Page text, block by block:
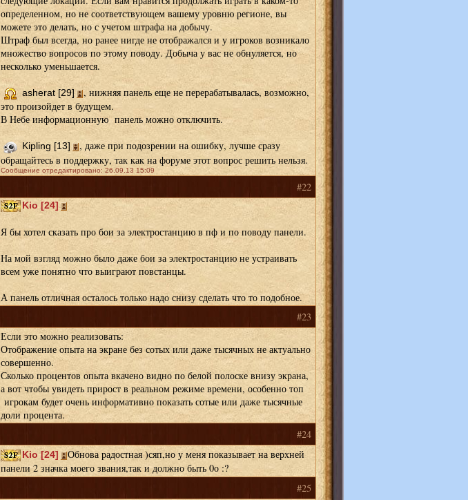
определенном, но не соответствующем вашему уровню регионе, вы
можете это делать, но с учетом штрафа на добычу.
Штраф был всегда, но ранее нигде не отображался и у игроков возникало
множество вопросов по этому поводу. Добыча у вас не обнуляется, но
несколько уменьшается.
asherat [29]
, нижняя панель еще не перерабатывалась, возможно,
это произойдет в будущем.
В Небе информационную панель можно отключить.
Kipling [13]
, даже при подозрении на ошибку, лучше сразу
обращайтесь в поддержку, так как на форуме этот вопрос решить нельзя.
Сообщение отредактировано: 26.09.13 15:09
#22
Kio [24]
Я бы хотел сказать про бои за электростанцию в пф и по поводу панели.
На мой взгляд можно было даже бои за электростанцию не устраивать
всем уже понятно что выиграют повстанцы.
А панель отличная осталось только надо снизу сделать что то подобное.
#23
Если это можно реализовать:
Отображение опыта на экране без сотых или даже тысячных не актуально
совершенно.
Сколько процентов опыта вкачено видно по белой полоске внизу экрана,
а вот чтобы увидеть прирост в реальном режиме времени, особенно топ
игрокам будет очень информативно показать сотые или даже тысячные
доли процента.
#24
Kio [24]
Обнова радостная )сяп,но у меня показывает на верхней
панели 2 значка моего звания,так и должно быть 0о :?
#25